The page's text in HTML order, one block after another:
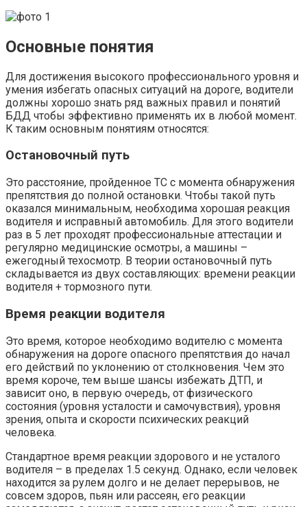
Основные понятия
Для достижения высокого профессионального уровня и
умения избегать опасных ситуаций на дороге, водители
должны хорошо знать ряд важных правил и понятий
БДД чтобы эффективно применять их в любой момент.
К таким основным понятиям относятся:
Остановочный путь
Это расстояние, пройденное ТС с момента обнаружения
препятствия до полной остановки. Чтобы такой путь
оказался минимальным, необходима хорошая реакция
водителя и исправный автомобиль. Для этого водители
раз в 5 лет проходят профессиональные аттестации и
регулярно медицинские осмотры, а машины –
ежегодный техосмотр. В теории остановочный путь
складывается из двух составляющих: времени реакции
водителя + тормозного пути.
Время реакции водителя
Это время, которое необходимо водителю с момента
обнаружения на дороге опасного препятствия до начал
его действий по уклонению от столкновения. Чем это
время короче, тем выше шансы избежать ДТП, и
зависит оно, в первую очередь, от физического
состояния (уровня усталости и самочувствия), уровня
зрения, опыта и скорости психических реакций
человека.
Стандартное время реакции здорового и не усталого
водителя – в пределах 1.5 секунд. Однако, если человек
находится за рулем долго и не делает перерывов, не
совсем здоров, пьян или рассеян, его реакции